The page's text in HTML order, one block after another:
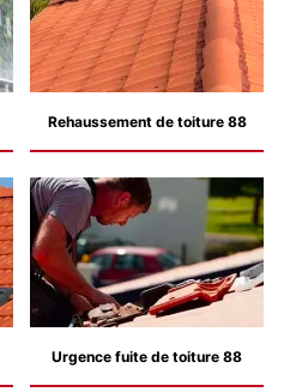
Rehaussement de toiture 88
Urgence fuite de toiture 88